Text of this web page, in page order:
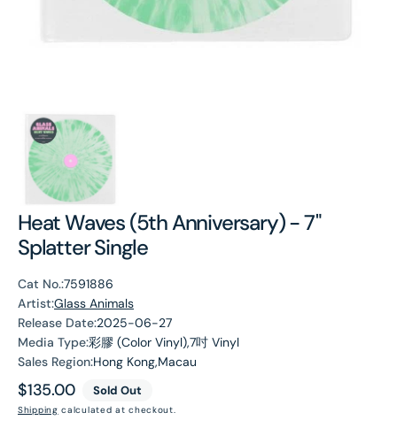
Heat Waves (5th Anniversary) - 7"
Splatter Single
Cat No.:7591886
Artist:Glass Animals
Release Date:2025-06-27
Media Type:彩膠 (Color Vinyl),7吋 Vinyl
Sales Region:Hong Kong,Macau
Regular
price
$135.00 Sold Out
Shipping calculated at checkout.